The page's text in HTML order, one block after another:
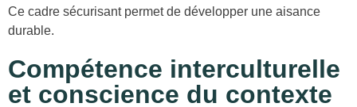
Ce cadre sécurisant permet de développer une aisance
durable.
Compétence interculturelle
et conscience du contexte